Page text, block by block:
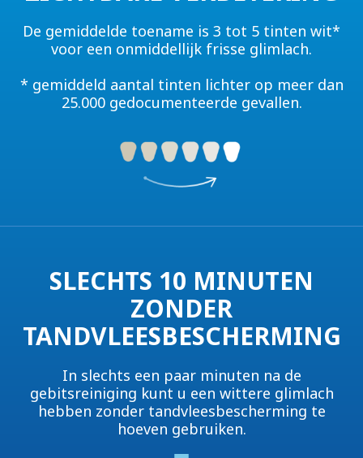
De gemiddelde toename is 3 tot 5 tinten wit*
voor een onmiddellijk frisse glimlach.
* gemiddeld aantal tinten lichter op meer dan
25.000 gedocumenteerde gevallen.
SLECHTS 10 MINUTEN
ZONDER
TANDVLEESBESCHERMING
In slechts een paar minuten na de
gebitsreiniging kunt u een wittere glimlach
hebben zonder tandvleesbescherming te
hoeven gebruiken.